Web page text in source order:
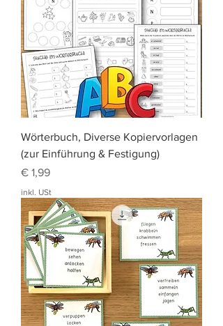
Wörterbuch, Diverse Kopiervorlagen
(zur Einführung & Festigung)
Preis
€ 1,99
inkl. USt